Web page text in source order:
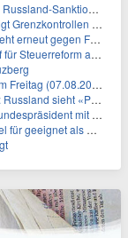
Sanktionen
zu Italien an
Fed-Gouverneurin vor
ab 2027 vor
(07.08.2026)
sieht «Provokation»
mit Politik-Erfahrung
als Bundespräsidentin